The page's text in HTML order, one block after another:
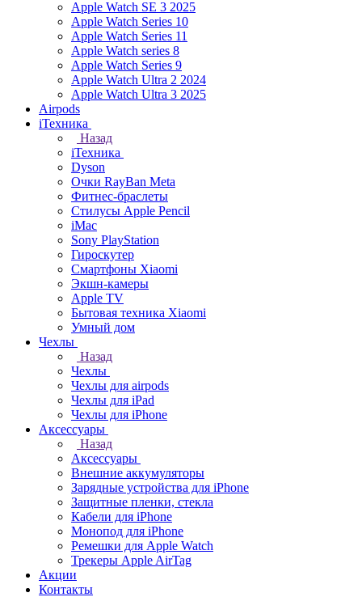
Apple Watch SE 3 2025
Apple Watch Series 10
Apple Watch Series 11
Apple Watch series 8
Apple Watch Series 9
Apple Watch Ultra 2 2024
Apple Watch Ultra 3 2025
Airpods
iТехника
Назад
iТехника
Dyson
Очки RayBan Meta
Фитнес-браслеты
Стилусы Apple Pencil
iMac
Sony PlayStation
Гироскутер
Смартфоны Xiaomi
Экшн-камеры
Apple TV
Бытовая техника Xiaomi
Умный дом
Чехлы
Назад
Чехлы
Чехлы для airpods
Чехлы для iPad
Чехлы для iPhone
Аксессуары
Назад
Аксессуары
Внешние аккумуляторы
Зарядные устройства для iPhone
Защитные пленки, стекла
Кабели для iPhone
Монопод для iPhone
Ремешки для Apple Watch
Трекеры Apple AirTag
Акции
Контакты